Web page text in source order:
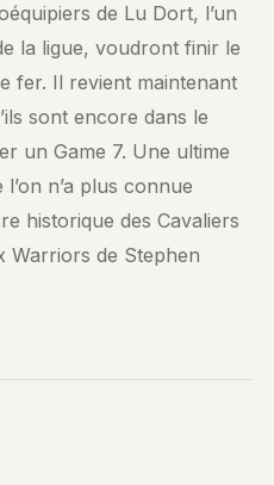
de Lu Dort, l’un
la ligue, voudront finir le
fer. Il revient maintenant
sont encore dans le
un Game 7. Une ultime
n’a plus connue
historique des Cavaliers
Warriors de Stephen